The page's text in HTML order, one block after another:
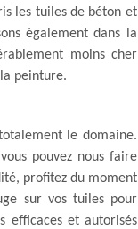
les tuiles de béton et
également dans la
moins cher
peinture.
le domaine.
pouvez nous faire
profitez du moment
sur vos tuiles pour
efficaces et autorisés